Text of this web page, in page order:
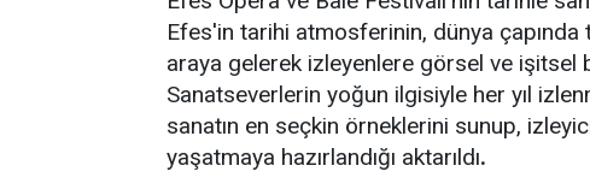
Efes'in tarihi atmosferinin, dünya çapında
araya gelerek izleyenlere görsel ve işitsel
Sanatseverlerin yoğun ilgisiyle her yıl
sanatın en seçkin örneklerini sunup,
yaşatmaya hazırlandığı aktarıldı.